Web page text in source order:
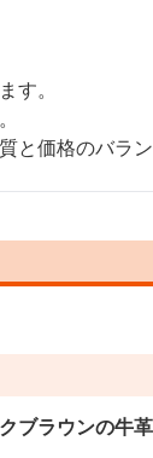
す。
と価格のバラ
ブラウンの牛